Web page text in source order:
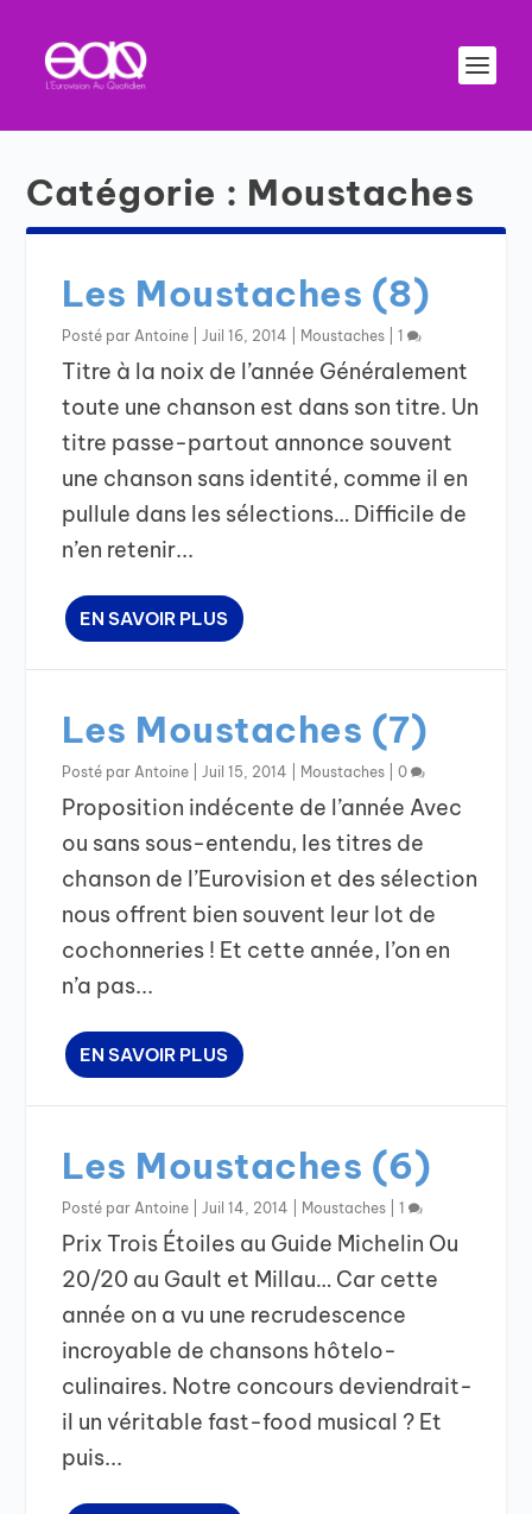
Catégorie : Moustaches
Les Moustaches (8)
Posté parAntoine |Juil 16, 2014 Moustaches |1
Titre à la noix de l’année Généralement
toute une chanson est dans son titre. Un
titre passe-partout annonce souvent
une chanson sans identité, comme il en
pullule dans les sélections… Difficile de
n’en retenir...
EN SAVOIR PLUS
Les Moustaches (7)
Posté parAntoine |Juil 15, 2014 Moustaches |0
Proposition indécente de l’année Avec
ou sans sous-entendu, les titres de
chanson de l’Eurovision et des sélection
nous offrent bien souvent leur lot de
cochonneries ! Et cette année, l’on en
n’a pas...
EN SAVOIR PLUS
Les Moustaches (6)
Posté parAntoine |Juil 14, 2014 Moustaches |1
Prix Trois Étoiles au Guide Michelin Ou
20/20 au Gault et Millau… Car cette
année on a vu une recrudescence
incroyable de chansons hôtelo-
culinaires. Notre concours deviendrait-
il un véritable fast-food musical ? Et
puis...